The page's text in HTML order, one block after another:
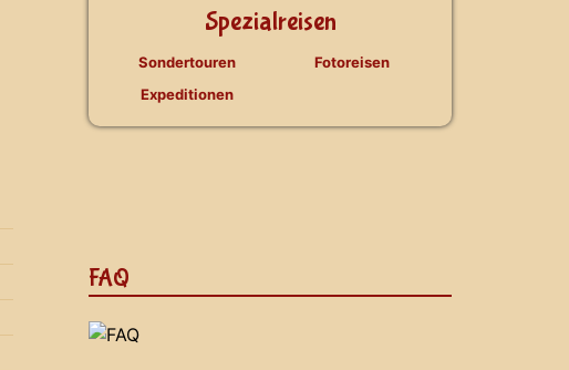
Spezialreisen
Sondertouren
Expeditionen
Fotoreisen
FAQ